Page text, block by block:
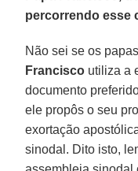
percorrendo esse
Não sei se os
Francisco utiliza a
documento
ele propôs o seu
exortação
sinodal. Dito isto,